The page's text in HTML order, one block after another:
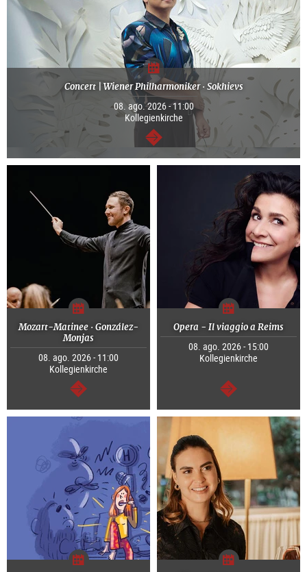
Concert | Wiener Philharmoniker · Sokhievs
08. ago. 2026 - 11:00
Kollegienkirche
segue
Mozart-Matinee · González-
Monjas
08. ago. 2026 - 11:00
Kollegienkirche
segue
Opera - Il viaggio a Reims
08. ago. 2026 - 15:00
Kollegienkirche
segue